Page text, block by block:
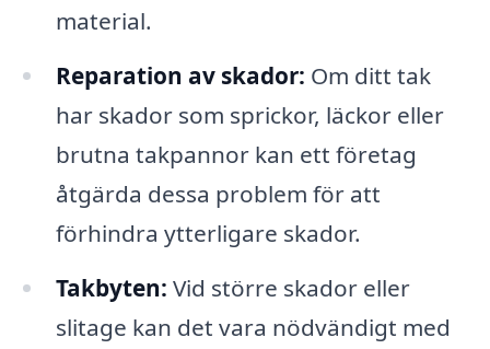
material.
Reparation av skador: Om ditt tak
har skador som sprickor, läckor eller
brutna takpannor kan ett företag
åtgärda dessa problem för att
förhindra ytterligare skador.
Takbyten: Vid större skador eller
slitage kan det vara nödvändigt med